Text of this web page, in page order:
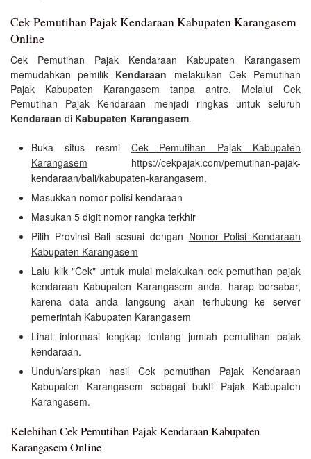
Cek Pemutihan Pajak Kendaraan Kabupaten Karangasem
Online
Cek Pemutihan Pajak Kendaraan Kabupaten Karangasem
memudahkan pemilik Kendaraan melakukan Cek Pemutihan
Pajak Kabupaten Karangasem tanpa antre. Melalui Cek
Pemutihan Pajak Kendaraan menjadi ringkas untuk seluruh
Kendaraan di Kabupaten Karangasem.
Buka situs resmi Cek Pemutihan Pajak Kabupaten
Karangasem https://cekpajak.com/pemutihan-pajak-
kendaraan/bali/kabupaten-karangasem.
Masukkan nomor polisi kendaraan
Masukan 5 digit nomor rangka terkhir
Pilih Provinsi Bali sesuai dengan Nomor Polisi Kendaraan
Kabupaten Karangasem
Lalu klik "Cek" untuk mulai melakukan cek pemutihan pajak
kendaraan Kabupaten Karangasem anda. harap bersabar,
karena data anda langsung akan terhubung ke server
pemerintah Kabupaten Karangasem
Lihat informasi lengkap tentang jumlah pemutihan pajak
kendaraan.
Unduh/arsipkan hasil Cek pemutihan Pajak Kendaraan
Kabupaten Karangasem sebagai bukti Pajak Kabupaten
Karangasem.
Kelebihan Cek Pemutihan Pajak Kendaraan Kabupaten
Karangasem Online